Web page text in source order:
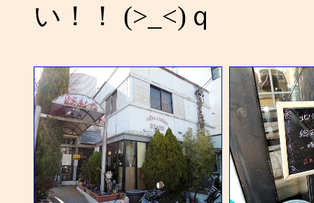
い！！ (>_<)ｑ